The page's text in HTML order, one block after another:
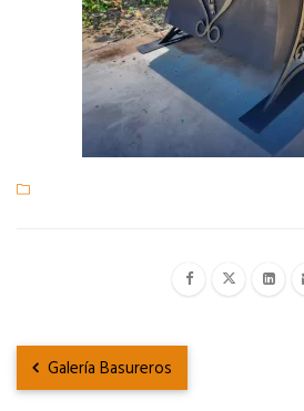
Galería Basureros